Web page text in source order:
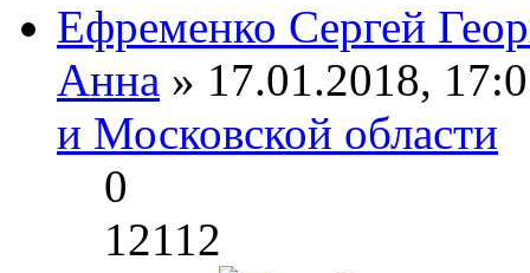
Ефременко Сергей
Анна » 17.01.2018,
и Московской области
0
12112